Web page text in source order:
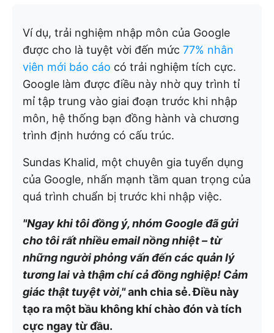
Ví dụ, trải nghiệm nhập môn của Google
được cho là tuyệt vời đến mức 77% nhân
viên mới báo cáo có trải nghiệm tích cực.
Google làm được điều này nhờ quy trình tỉ
mỉ tập trung vào giai đoạn trước khi nhập
môn, hệ thống bạn đồng hành và chương
trình định hướng có cấu trúc.
Sundas Khalid, một chuyên gia tuyển dụng
của Google, nhấn mạnh tầm quan trọng của
quá trình chuẩn bị trước khi nhập việc.
"Ngay khi tôi đồng ý, nhóm Google đã gửi
cho tôi rất nhiều email nồng nhiệt – từ
những người phỏng vấn đến các quản lý
tương lai và thậm chí cả đồng nghiệp! Cảm
giác thật tuyệt vời,"anh chia sẻ. Điều này
tạo ra một bầu không khí chào đón và tích
cực ngay từ đầu.